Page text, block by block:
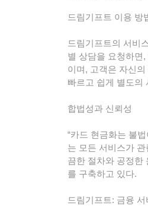
드림기프트 이용 방
드림기프트의 서비
별 상담을 요청하면
이며, 고객은 자신
빠르고 쉽게 별도의
합법성과 신뢰성
“카드 현금화는 불
는 모든 서비스가
끔한 절차와 공정한
를 구축하고 있다.
드림기프트: 금융